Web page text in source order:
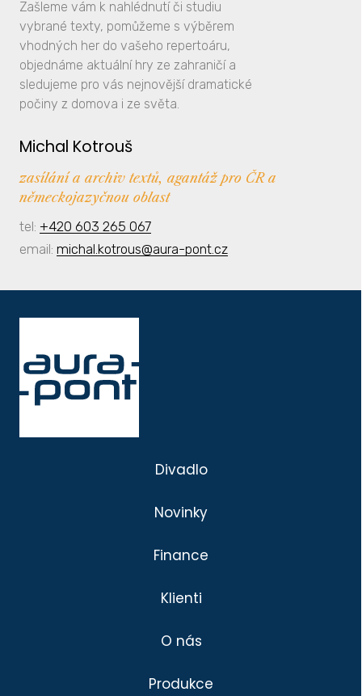
Zašleme vám k nahlédnutí či studiu
vybrané texty, pomůžeme s výběrem
vhodných her do vašeho repertoáru,
objednáme aktuální hry ze zahraničí a
sledujeme pro vás nejnovější dramatické
počiny z domova i ze světa.
Michal Kotrouš
zasílání a archiv textů, agantáž pro ČR a
německojazyčnou oblast
tel: +420 603 265 067
email: michal.kotrous@aura-pont.cz
Divadlo
Novinky
Finance
Klienti
O nás
Produkce